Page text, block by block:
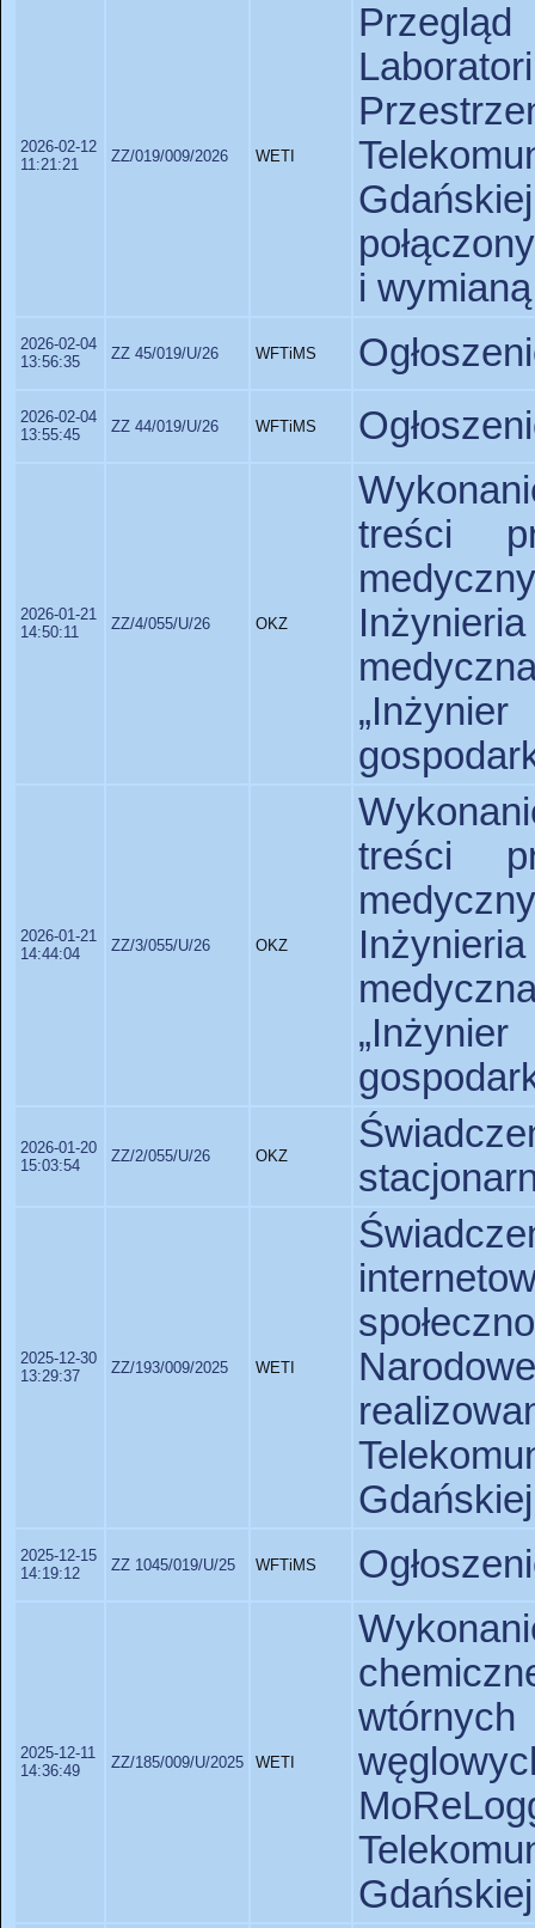
2026-02-12
11:21:21
ZZ/019/009/2026 WETI
i
2026-02-04
13:56:35
ZZ 45/019/U/26 WFTiMS
2026-02-04
13:55:45
ZZ 44/019/U/26 WFTiMS
2026-01-21
14:50:11
ZZ/4/055/U/26 OKZ
treści
2026-01-21
14:44:04
ZZ/3/055/U/26 OKZ
treści
2026-01-20
15:03:54
ZZ/2/055/U/26 OKZ
2025-12-30
13:29:37
ZZ/193/009/2025 WETI
2025-12-15
14:19:12
ZZ 1045/019/U/25 WFTiMS
2025-12-11
14:36:49
ZZ/185/009/U/2025 WETI